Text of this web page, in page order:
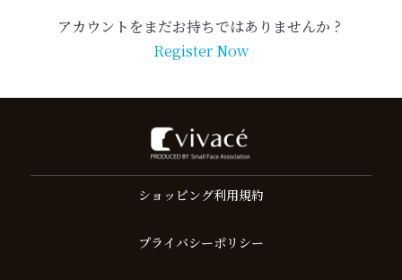
アカウントをまだお持ちではありませんか ?
Register Now
ショッピング利用規約
プライバシーポリシー